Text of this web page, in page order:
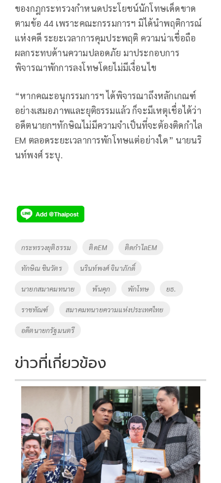
ของกฎกระทรวงกำหนดประโยชน์นักโทษเด็ดขาด
ตามข้อ 44 เพราะคณะกรรมการฯ มิได้นำพฤติการณ์
แห่งคดี ระยะเวลาการคุมประพฤติ ความน่าเชื่อถือ
ผลกระทบด้านความปลอดภัย มาประกอบการ
พิจารณาพักการลงโทษโดยไม่มีเงื่อนไข
“หากคณะอนุกรรมการฯ ได้พิจารณาถึงหลักเกณฑ์
อย่างเสมอภาพและยุติธรรมแล้ว ก็จะมีเหตุเชื่อได้ว่า
อดีตนายกฯทักษิณไม่มีความจำเป็นที่จะต้องติดกำไล
EM ตลอดระยะเวลาการพักโทษแต่อย่างใด” นายนริ
นท์พงศ์ ระบุ.
Tags
กระทรวงยุติธรรม ติดEM ติดกำไลEM
ทักษิณ ชินวัตร นรินท์พงศ์ จินาภักดิ์
นายกสมาคมทนาย พ้นคุก พักโทษ ยธ.
ราชทัณฑ์ สมาคมทนายความแห่งประเทศไทย
อดีตนายกรัฐมนตรี
ข่าวที่เกี่ยวข้อง